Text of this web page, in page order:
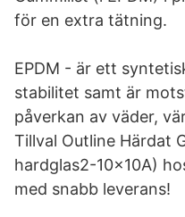
för en extra tätning.
EPDM - är ett
stabilitet samt är
påverkan av väder,
Tillval Outline Härdat
hardglas2-10x10A)
med snabb leverans!